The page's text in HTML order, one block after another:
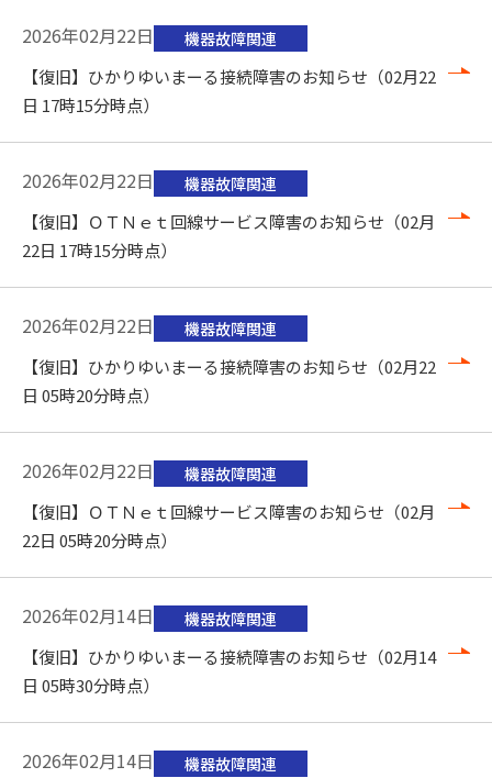
2026年02月22日 機器故障関連
【復旧】ひかりゆいまーる接続障害のお知らせ（02月22
日 17時15分時点）
2026年02月22日 機器故障関連
【復旧】ＯＴＮｅｔ回線サービス障害のお知らせ（02月
22日 17時15分時点）
2026年02月22日 機器故障関連
【復旧】ひかりゆいまーる接続障害のお知らせ（02月22
日 05時20分時点）
2026年02月22日 機器故障関連
【復旧】ＯＴＮｅｔ回線サービス障害のお知らせ（02月
22日 05時20分時点）
2026年02月14日 機器故障関連
【復旧】ひかりゆいまーる接続障害のお知らせ（02月14
日 05時30分時点）
2026年02月14日 機器故障関連